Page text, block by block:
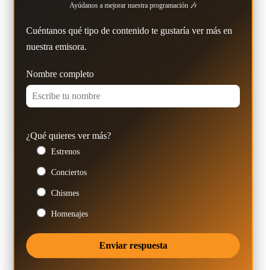
Ayúdanos a mejorar nuestra programación 🎶
Cuéntanos qué tipo de contenido te gustaría ver más en
nuestra emisora.
Nombre completo
¿Qué quieres ver más?
Estrenos
Conciertos
Chismes
Homenajes